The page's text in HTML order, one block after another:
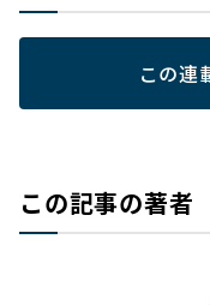
この連
この記事の著者